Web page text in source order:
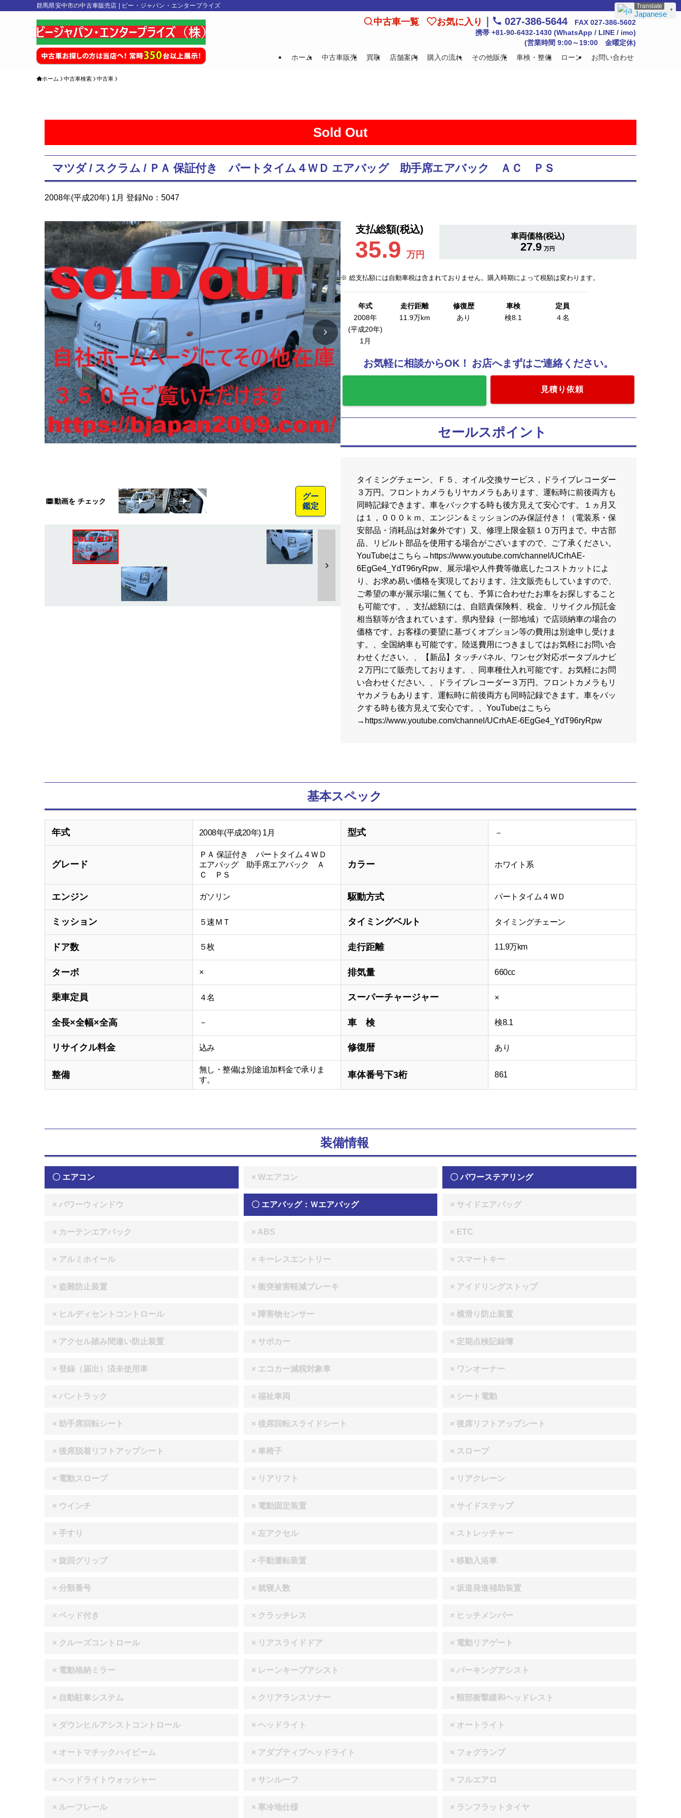
群馬県安中市の中古車販売店 | ビー・ジャパン・エンタープライズ
ホーム 中古車販売 買取 店舗案内 購入の流れ その他販売 車検・整備 ローン お問い合わせ
中古車一覧 お気に入り 027-386-5644 FAX 027-386-5602
携帯 +81-90-6432-1430 (WhatsApp / LINE / imo)
(営業時間 9:00～19:00 金曜定休)
ホーム 中古車検索 中古車
Sold Out
マツダ / スクラム / ＰＡ 保証付き パートタイム４ＷＤ エアバッグ 助手席エアバック ＡＣ ＰＳ
2008年(平成20年) 1月 登録No：5047
動画を チェック
グー
鑑定
支払総額(税込)
35.9 万円
車両価格(税込)
27.9 万円
※ 総支払額には自動車税は含まれておりません。購入時期によって税額は変わります。
年式
2008年
(平成20年)
1月
走行距離
11.9万km
修復歴
あり
車検
検8.1
定員
４名
お気軽に相談からOK！ お店へまずはご連絡ください。
見積り依頼
セールスポイント
タイミングチェーン、Ｆ５、オイル交換サービス，ドライブレコーダー
３万円。フロントカメラもリヤカメラもあります、運転時に前後両方も
同時記録できます。車をバックする時も後方見えて安心です。１ヵ月又
は１，０００ｋｍ、エンジン＆ミッションのみ保証付き！（電装系・保
安部品・消耗品は対象外です）又、修理上限金額１０万円まで。中古部
品、リビルト部品を使用する場合がございますので、ご了承ください。
YouTubeはこちら→https://www.youtube.com/channel/UCrhAE-
6EgGe4_YdT96ryRpw、展示場や人件費等徹底したコストカットによ
り、お求め易い価格を実現しております。注文販売もしていますので、
ご希望の車が展示場に無くても、予算に合わせたお車をお探しすること
も可能です。、支払総額には、自賠責保険料、税金、リサイクル預託金
相当額等が含まれています。県内登録（一部地域）で店頭納車の場合の
価格です。お客様の要望に基づくオプション等の費用は別途申し受けま
す。、全国納車も可能です。陸送費用につきましてはお気軽にお問い合
わせください。、【新品】タッチパネル、ワンセグ対応ポータブルナビ
２万円にて販売しております。、同車種仕入れ可能です。お気軽にお問
い合わせください。、ドライブレコーダー３万円。フロントカメラもリ
ヤカメラもあります、運転時に前後両方も同時記録できます。車をバッ
クする時も後方見えて安心です。、YouTubeはこちら
→https://www.youtube.com/channel/UCrhAE-6EgGe4_YdT96ryRpw
基本スペック
年式 2008年(平成20年) 1月 型式 －
グレード
ＰＡ 保証付き パートタイム４ＷＤ
エアバッグ 助手席エアバック Ａ
Ｃ ＰＳ
カラー ホワイト系
エンジン ガソリン 駆動方式 パートタイム４ＷＤ
ミッション ５速ＭＴ タイミングベルト タイミングチェーン
ドア数 ５枚 走行距離 11.9万km
ターボ × 排気量 660cc
乗車定員 ４名 スーパーチャージャー ×
全長×全幅×全高 － 車 検 検8.1
リサイクル料金 込み 修復暦 あり
整備
無し・整備は別途追加料金で承りま
す。
車体番号下3桁 861
装備情報
〇 エアコン × Wエアコン 〇 パワーステアリング
× パワーウィンドウ 〇 エアバッグ：Ｗエアバッグ × サイドエアバッグ
× カーテンエアバック × ABS × ETC
× アルミホイール × キーレスエントリー × スマートキー
× 盗難防止装置 × 衝突被害軽減ブレーキ × アイドリングストップ
× ヒルディセントコントロール × 障害物センサー × 横滑り防止装置
× アクセル踏み間違い防止装置 × サポカー × 定期点検記録簿
× 登録（届出）済未使用車 × エコカー減税対象車 × ワンオーナー
× バントラック × 福祉車両 × シート電動
× 助手席回転シート × 後席回転スライドシート × 後席リフトアップシート
× 後席脱着リフトアップシート × 車椅子 × スロープ
× 電動スロープ × リアリフト × リアクレーン
× ウインチ × 電動固定装置 × サイドステップ
× 手すり × 左アクセル × ストレッチャー
× 旋回グリップ × 手動運転装置 × 移動入浴車
× 分類番号 × 就寝人数 × 坂道発進補助装置
× ベッド付き × クラッチレス × ヒッチメンバー
× クルーズコントロール × リアスライドドア × 電動リアゲート
× 電動格納ミラー × レーンキープアシスト × パーキングアシスト
× 自動駐車システム × クリアランスソナー × 頸部衝撃緩和ヘッドレスト
× ダウンヒルアシストコントロール × ヘッドライト × オートライト
× オートマチックハイビーム × アダプティブヘッドライト × フォグランプ
× ヘッドライトウォッシャー × サンルーフ × フルエアロ
× ルーフレール × 寒冷地仕様 × ランフラットタイヤ
Japanese ▼